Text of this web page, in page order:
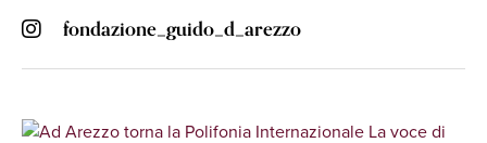
fondazione_guido_d_arezzo